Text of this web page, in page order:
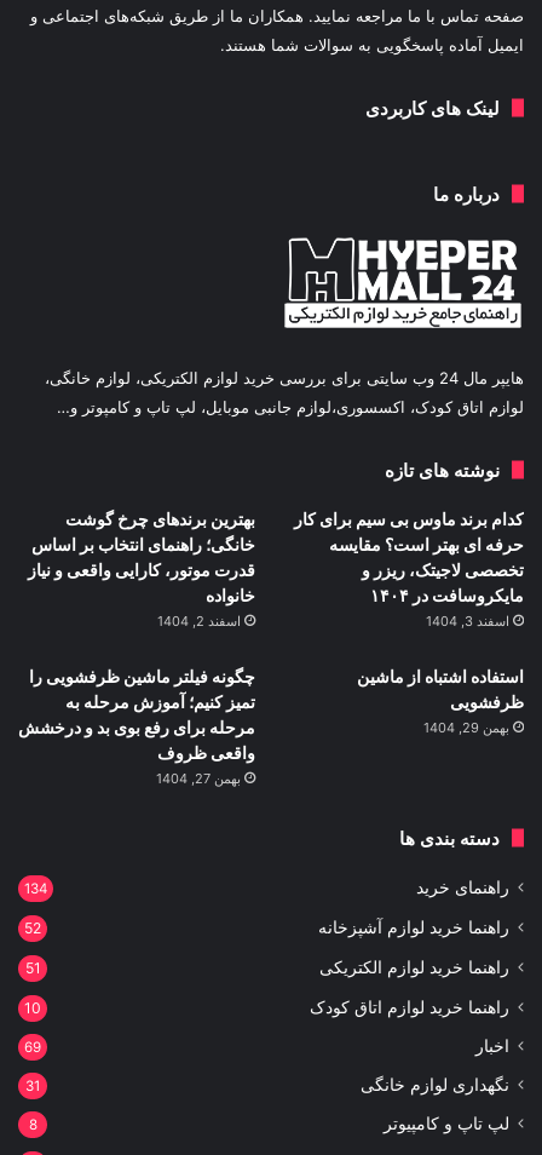
صفحه تماس با ما مراجعه نمایید. همکاران ما از طریق شبکه‌های اجتماعی و
ایمیل آماده پاسخگویی به سوالات شما هستند.
لینک های کاربردی
درباره ما
هایپر مال 24 وب سایتی برای بررسی خرید لوازم الکتریکی، لوازم خانگی،
لوازم اتاق کودک، اکسسوری،لوازم جانبی موبایل، لپ تاپ و کامپوتر و…
نوشته های تازه
کدام برند ماوس بی سیم برای کار
حرفه ای بهتر است؟ مقایسه
تخصصی لاجیتک، ریزر و
مایکروسافت در ۱۴۰۴
اسفند 3, 1404
بهترین برندهای چرخ گوشت
خانگی؛ راهنمای انتخاب بر اساس
قدرت موتور، کارایی واقعی و نیاز
خانواده
اسفند 2, 1404
استفاده اشتباه از ماشین
ظرفشویی
بهمن 29, 1404
چگونه فیلتر ماشین ظرفشویی را
تمیز کنیم؛ آموزش مرحله به
مرحله برای رفع بوی بد و درخشش
واقعی ظروف
بهمن 27, 1404
دسته بندی ها
راهنمای خرید 134
راهنما خرید لوازم آشپزخانه 52
راهنما خرید لوازم الکتریکی 51
راهنما خرید لوازم اتاق کودک 10
اخبار 69
نگهداری لوازم خانگی 31
لپ تاپ و کامپیوتر 8